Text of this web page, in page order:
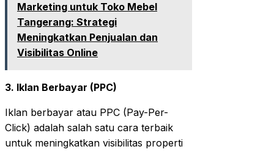
Marketing untuk Toko Mebel
Tangerang: Strategi
Meningkatkan Penjualan dan
Visibilitas Online
3. Iklan Berbayar (PPC)
Iklan berbayar atau PPC (Pay-Per-
Click) adalah salah satu cara terbaik
untuk meningkatkan visibilitas properti